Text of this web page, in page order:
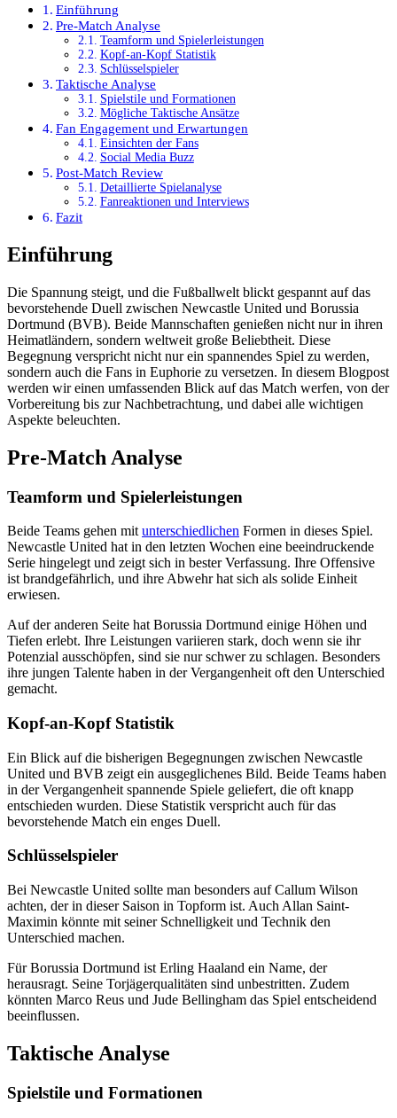
Einführung
Pre-Match Analyse
Teamform und Spielerleistungen
Kopf-an-Kopf Statistik
Schlüsselspieler
Taktische Analyse
Spielstile und Formationen
Mögliche Taktische Ansätze
Fan Engagement und Erwartungen
Einsichten der Fans
Social Media Buzz
Post-Match Review
Detaillierte Spielanalyse
Fanreaktionen und Interviews
Fazit
Einführung
Die Spannung steigt, und die Fußballwelt blickt gespannt auf das
bevorstehende Duell zwischen Newcastle United und Borussia
Dortmund (BVB). Beide Mannschaften genießen nicht nur in ihren
Heimatländern, sondern weltweit große Beliebtheit. Diese
Begegnung verspricht nicht nur ein spannendes Spiel zu werden,
sondern auch die Fans in Euphorie zu versetzen. In diesem Blogpost
werden wir einen umfassenden Blick auf das Match werfen, von der
Vorbereitung bis zur Nachbetrachtung, und dabei alle wichtigen
Aspekte beleuchten.
Pre-Match Analyse
Teamform und Spielerleistungen
Beide Teams gehen mit unterschiedlichen Formen in dieses Spiel.
Newcastle United hat in den letzten Wochen eine beeindruckende
Serie hingelegt und zeigt sich in bester Verfassung. Ihre Offensive
ist brandgefährlich, und ihre Abwehr hat sich als solide Einheit
erwiesen.
Auf der anderen Seite hat Borussia Dortmund einige Höhen und
Tiefen erlebt. Ihre Leistungen variieren stark, doch wenn sie ihr
Potenzial ausschöpfen, sind sie nur schwer zu schlagen. Besonders
ihre jungen Talente haben in der Vergangenheit oft den Unterschied
gemacht.
Kopf-an-Kopf Statistik
Ein Blick auf die bisherigen Begegnungen zwischen Newcastle
United und BVB zeigt ein ausgeglichenes Bild. Beide Teams haben
in der Vergangenheit spannende Spiele geliefert, die oft knapp
entschieden wurden. Diese Statistik verspricht auch für das
bevorstehende Match ein enges Duell.
Schlüsselspieler
Bei Newcastle United sollte man besonders auf Callum Wilson
achten, der in dieser Saison in Topform ist. Auch Allan Saint-
Maximin könnte mit seiner Schnelligkeit und Technik den
Unterschied machen.
Für Borussia Dortmund ist Erling Haaland ein Name, der
herausragt. Seine Torjägerqualitäten sind unbestritten. Zudem
könnten Marco Reus und Jude Bellingham das Spiel entscheidend
beeinflussen.
Taktische Analyse
Spielstile und Formationen